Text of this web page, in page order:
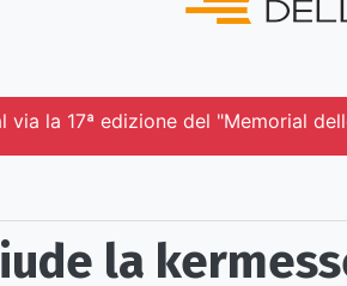
via la 17ª edizione del "Memorial
la